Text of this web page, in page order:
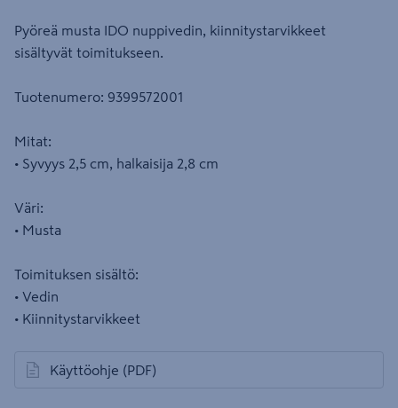
Pyöreä musta IDO nuppivedin, kiinnitystarvikkeet
sisältyvät toimitukseen.
Tuotenumero: 9399572001
Mitat:
• Syvyys 2,5 cm, halkaisija 2,8 cm
Väri:
• Musta
Toimituksen sisältö:
• Vedin
• Kiinnitystarvikkeet
Käyttöohje (PDF)
avautuu uuteen välilehteen